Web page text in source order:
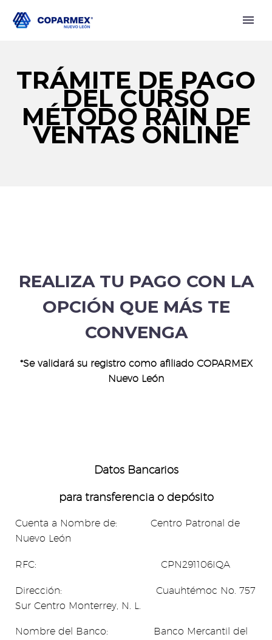
TRÁMITE DE PAGO
DEL CURSO
MÉTODO RAIN DE
VENTAS ONLINE
REALIZA TU PAGO CON LA
OPCIÓN QUE MÁS TE
CONVENGA
*Se validará su registro como afiliado COPARMEX
Nuevo León
Datos Bancarios
para transferencia o depósito
Cuenta a Nombre de: Centro Patronal de
Nuevo León
RFC: CPN291106IQA
Dirección: Cuauhtémoc No. 757
Sur Centro Monterrey, N. L.
Nombre del Banco: Banco Mercantil del